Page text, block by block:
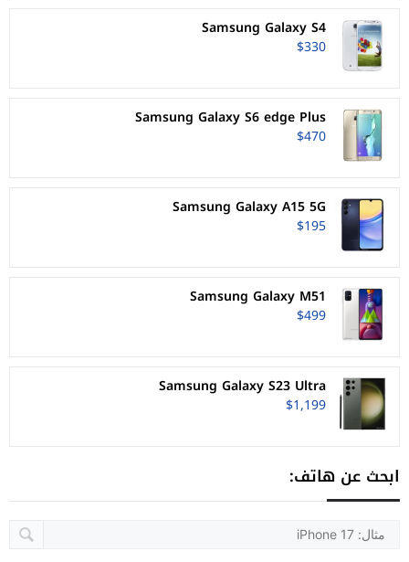
Samsung Galaxy S4
$330
Samsung Galaxy S6 edge Plus
$470
Samsung Galaxy A15 5G
$195
Samsung Galaxy M51
$499
Samsung Galaxy S23 Ultra
$1,199
ابحث عن هاتف: